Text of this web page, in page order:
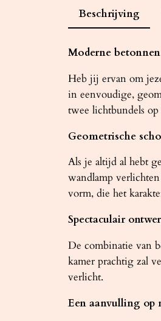
Beschrijving
Moderne
Heb jij ervan om
in eenvoudige,
twee lichtbundels
Geometrische
Als je altijd al hebt
wandlamp
vorm, die het
Spectaculair
De combinatie van
kamer prachtig zal
verlicht.
Een aanvulling op